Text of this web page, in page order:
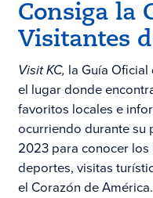
Consiga la
Visitantes
Visit KC, la Guía Oficial
el lugar donde
favoritos locales e
ocurriendo durante su
2023 para conocer
deportes, visitas
el Corazón de